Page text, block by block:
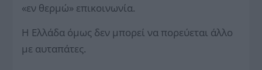
«εν θερμώ» επικοινωνία.
Η Ελλάδα όμως δεν μπορεί να πορεύεται άλλο
με αυταπάτες.